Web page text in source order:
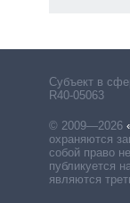
Субъект в
R40-05063
© 2009—2026
охраняются
собой право
публикуется
являются